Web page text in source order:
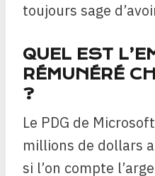
toujours sage
QUEL EST
RÉMUNÉRÉ
?
Le PDG de
millions de dollars
si l’on compte